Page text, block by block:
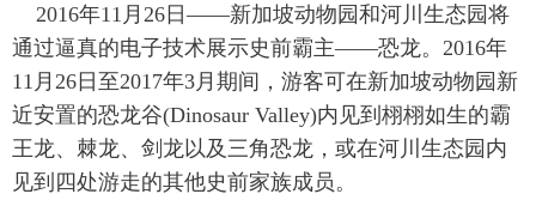
2016年11月26日——新加坡动物园和河川生态园将
通过逼真的电子技术展示史前霸主——恐龙。2016年
11月26日至2017年3月期间，游客可在新加坡动物园新
近安置的恐龙谷(Dinosaur Valley)内见到栩栩如生的霸
王龙、棘龙、剑龙以及三角恐龙，或在河川生态园内
见到四处游走的其他史前家族成员。